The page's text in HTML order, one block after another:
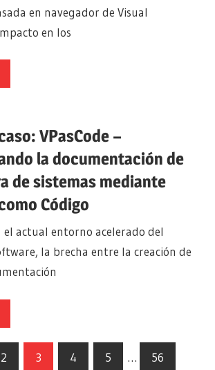
en navegador de Visual
en los
VPasCode –
la documentación de
de sistemas mediante
Código
actual entorno acelerado del
la brecha entre la creación de
2 3 4 5 … 56